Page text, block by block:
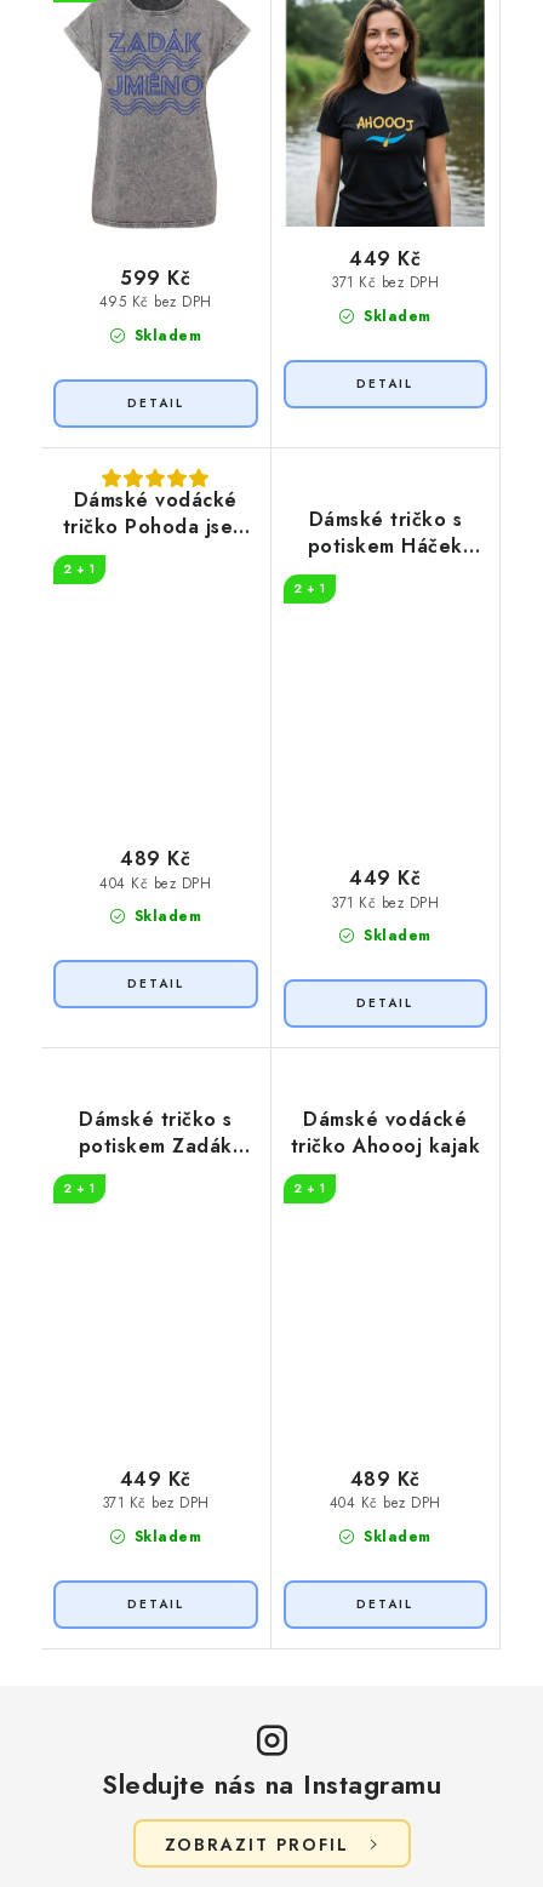
Skladem
495 Kč bez DPH
599 Kč
Skladem
371 Kč bez DPH
449 Kč
Dámské vodácké
tričko Pohoda jsem
2 + 1
Skladem
404 Kč bez DPH
489 Kč
Dámské tričko s
potiskem Háček
2 + 1
Skladem
371 Kč bez DPH
449 Kč
Dámské tričko s
potiskem Zadák
2 + 1
Skladem
371 Kč bez DPH
449 Kč
Dámské vodácké
tričko Ahoooj kajak
2 + 1
Skladem
404 Kč bez DPH
489 Kč
Sledujte nás na Instagramu
ZOBRAZIT PROFIL